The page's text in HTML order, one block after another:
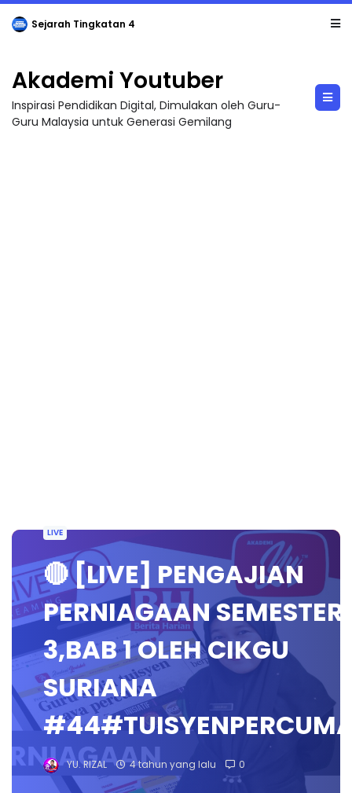
Sejarah Tingkatan 4
Akademi Youtuber
Inspirasi Pendidikan Digital, Dimulakan oleh Guru-
Guru Malaysia untuk Generasi Gemilang
LIVE
🔴 [LIVE] PENGAJIAN
PERNIAGAAN SEMESTER
3,BAB 1 OLEH CIKGU
SURIANA
YU. RIZAL 4 tahun yang lalu 0